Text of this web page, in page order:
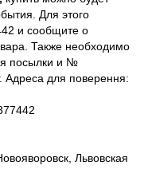
Для этого
и сообщите о
Также необходимо
посылки и №
Адреса для поверення:
Львовская